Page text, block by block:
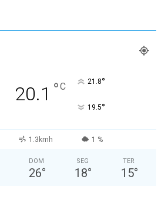
20.1 °C 21.8°
19.5°
1.3kmh 1 %
DOM
26°
SEG
18°
TER
15°